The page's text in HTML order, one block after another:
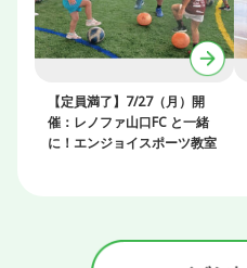
【定員満了】7/27（月）開
催：レノファ山口FC と一緒
に！エンジョイスポーツ教室